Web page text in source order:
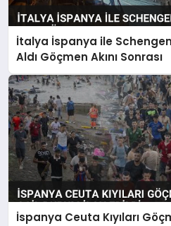
İtalya İspanya ile Schengen
Aldı Göçmen Akını Sonrası
İspanya Ceuta Kıyıları